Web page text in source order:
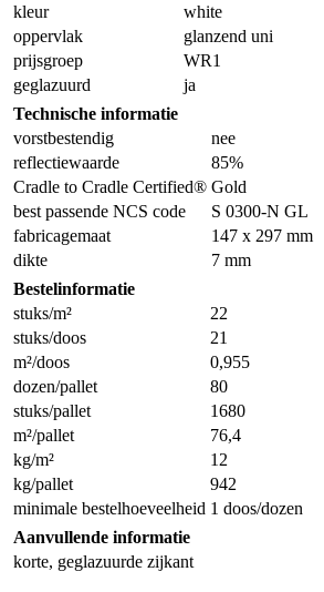
kleur
white
oppervlak
glanzend uni
prijsgroep
WR1
geglazuurd
ja
Technische informatie
vorstbestendig
nee
reflectiewaarde
85%
Cradle to Cradle Certified® Gold
best passende NCS code
S 0300-N GL
fabricagemaat
147 x 297 mm
dikte
7 mm
Bestelinformatie
stuks/m²
22
stuks/doos
21
m²/doos
0,955
dozen/pallet
80
stuks/pallet
1680
m²/pallet
76,4
kg/m²
12
kg/pallet
942
minimale bestelhoeveelheid 1 doos/dozen
Aanvullende informatie
korte, geglazuurde zijkant